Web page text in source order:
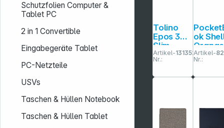
Schutzfolien Computer &
Tablet PC
2 in 1 Convertible
Eingabegeräte Tablet
PC-Netzteile
USVs
Taschen & Hüllen Notebook
Taschen & Hüllen Tablet
Tolino
Epos 3
Slim
Tasche
schwarz
Artikel-
Nr.:
131352
ok
Orange
Cover
Verse /
Artikel-
Nr.: